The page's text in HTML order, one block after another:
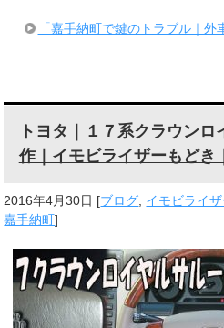
「嘉手納町で鍵のトラブル｜
トヨタ｜１７系クラウン
作｜イモビライザーもどき
2016年4月30日 [ブログ, イモビライ
嘉手納町]